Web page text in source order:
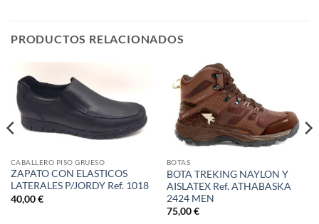
PRODUCTOS RELACIONADOS
CABALLERO PISO GRUESO
ZAPATO CON ELASTICOS
LATERALES P/JORDY Ref. 1018
40,00€
BOTAS
BOTA TREKING NAYLON Y
AISLATEX Ref. ATHABASKA
2424 MEN
75,00€